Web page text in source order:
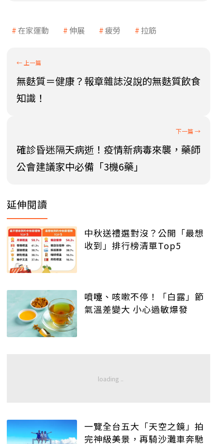
在家運動 伸展 疲勞 拉筋
無麩質＝健康？報章雜誌沒說的無麩質飲食
知識！
確診昏迷隔天病逝！疫情新病毒來襲，藥師
公會建議家中必備「3機6藥」
延伸閱讀
中秋送禮選對沒？公開「最想
收到」排行榜清單Top5
噴嚏、咳嗽不停！「白露」節
氣溫差變大 小心過敏爆發
一覽全台五大「天空之鏡」拍
完神級美景，再騎沙灘車奔馳